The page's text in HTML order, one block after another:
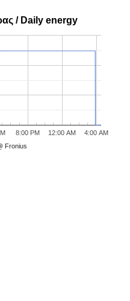
/ Daily energy
Fronius
8:00 PM 12:00 AM 4:00 AM